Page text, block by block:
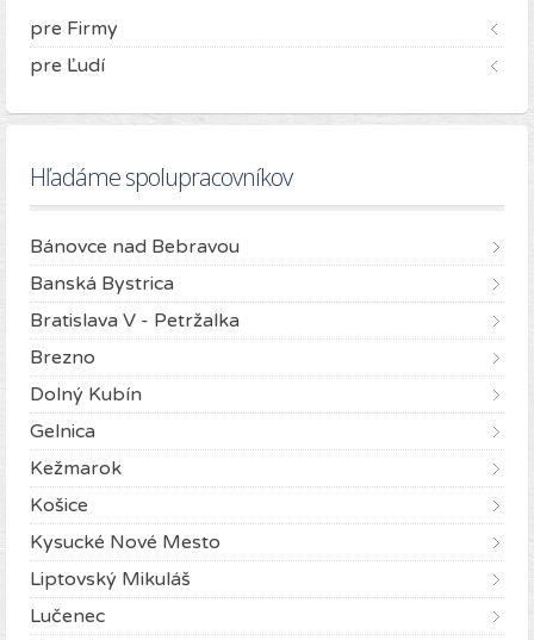
pre Firmy
pre Ľudí
Hľadáme spolupracovníkov
Bánovce nad Bebravou
Banská Bystrica
Bratislava V - Petržalka
Brezno
Dolný Kubín
Gelnica
Kežmarok
Košice
Kysucké Nové Mesto
Liptovský Mikuláš
Lučenec